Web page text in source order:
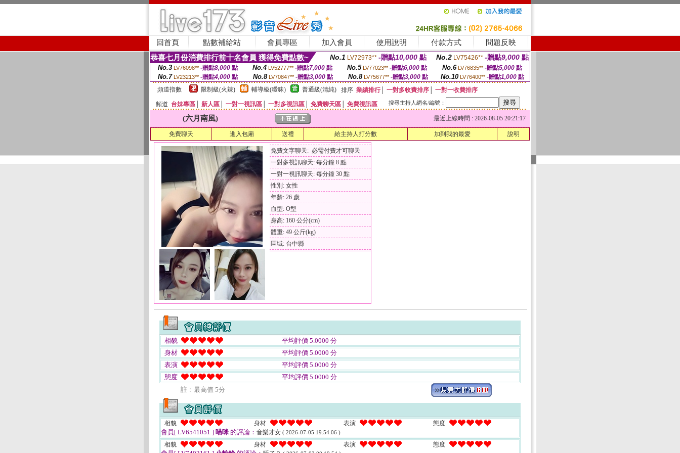
回首頁 點數補給站 會員專區 加入會員 使用說明 付款方式 問題反映
恭喜七月份消費排行前十名會員 獲得免費點數~ No.1 LV72973** -贈點10,000 點 No.2 LV75426** -贈點9,000 點
No.3 LV76098** -贈點8,000點 No.4 LV52777** -贈點7,000點 No.5 LV77023** -贈點6,000點 No.6 LV76835** -贈點5,000點
No.7 LV23213** -贈點4,000 點 No.8 LV70847** -贈點3,000 點 No.8 LV75677** -贈點3,000點 No.10 LV76400** -贈點1,000 點
頻道指數
限制級(火辣) 輔導級(曖昧) 普通級(清純) 排序 業績排行│ 一對多收費排序
一對一收費排序
頻道 台妹專區 新人區 一對一視訊區 一對多視訊區 免費聊天區 免費視訊區 搜尋主持人網名/編號：
(六月南風) 最近上線時間 : 2026-08-05 20:21:17
免費聊天 進入包廂 送禮 給主持人打分數 加到我的最愛 說明
免費文字聊天: 必需付費才可聊天
一對多視訊聊天: 每分鐘 8 點
一對一視訊聊天: 每分鐘 30 點
性別: 女性
年齡: 26 歲
血型: O型
身高: 160 公分(cm)
體重: 49 公斤(kg)
區域: 台中縣
相貌
平均評價 5.0000 分
身材
平均評價 5.0000 分
表演
平均評價 5.0000 分
態度
平均評價 5.0000 分
註﹕最高值 5分
相貌 身材 表演 態度
會員[ LV6541051 ] 喵咪的評論： 音樂才女 ( 2026-07-05 19:54:06 )
相貌 身材 表演 態度